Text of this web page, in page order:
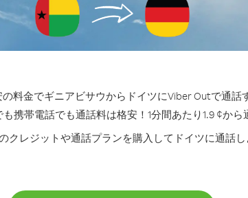
料金でギニアビサウからドイツにViber Outで通話
携帯電話でも通話料は格安！1分間あたり1.9 ¢から
クレジットや通話プランを購入してドイツに通話し